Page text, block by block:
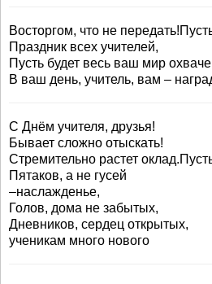
Восторгом, что не
Праздник всех учителей,
Пусть будет весь ваш мир
В ваш день, учитель, вам –
С Днём учителя, друзья!
Бывает сложно отыскать!
Стремительно растет
Пятаков, а не гусей
–наслажденье,
Голов, дома не забытых,
Дневников, сердец открытых,
ученикам много нового